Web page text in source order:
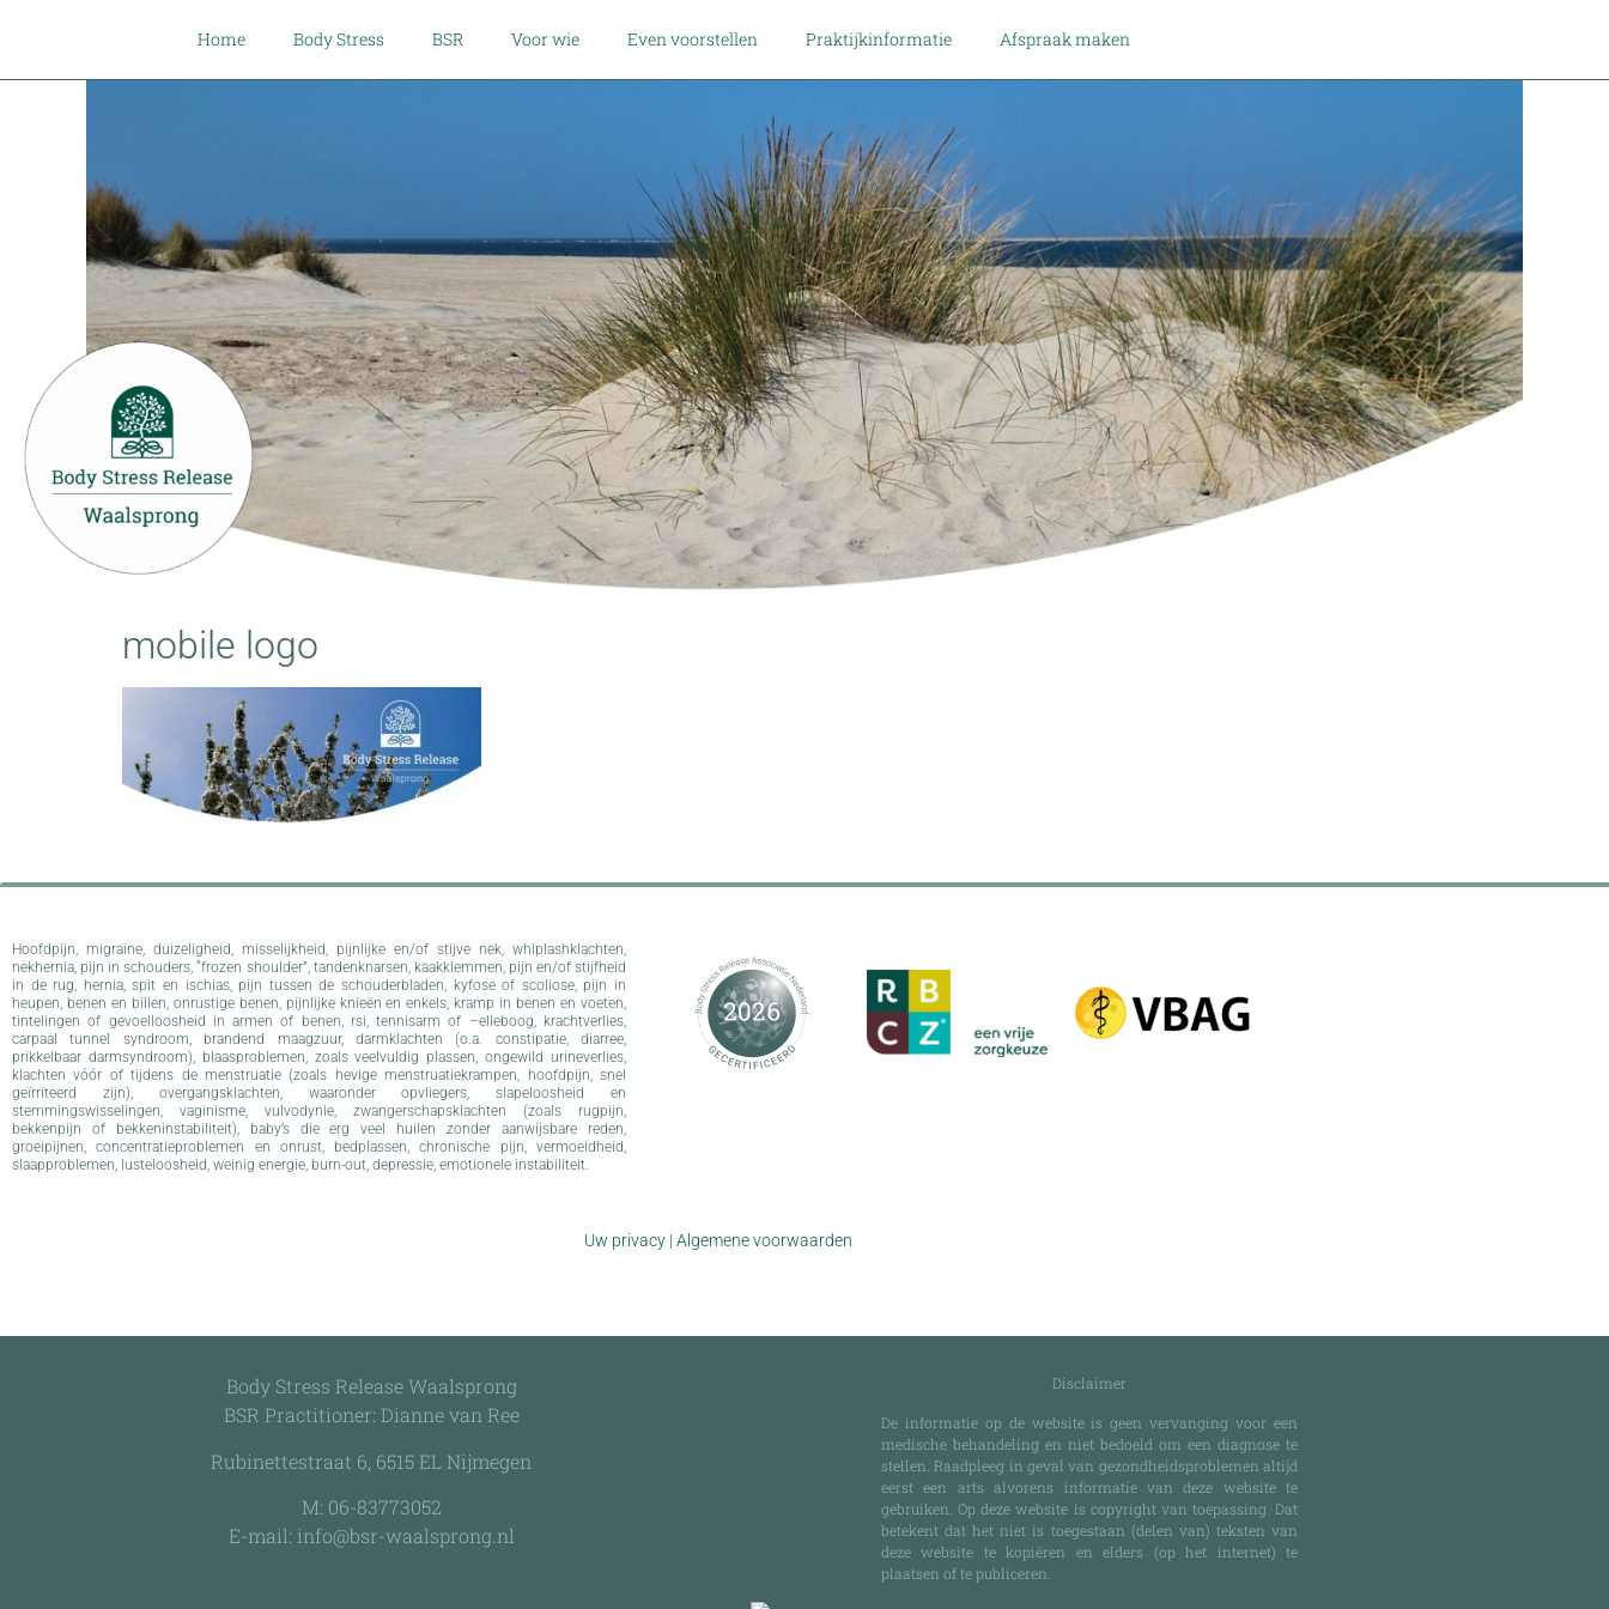
Home Body Stress BSR Voor wie Even voorstellen Praktijkinformatie Afspraak maken
mobile logo
Hoofdpijn, migraine, duizeligheid, misselijkheid, pijnlijke en/of stijve nek, whiplashklachten,
nekhernia, pijn in schouders, “frozen shoulder”, tandenknarsen, kaakklemmen, pijn en/of stijfheid
in de rug, hernia, spit en ischias, pijn tussen de schouderbladen, kyfose of scoliose, pijn in
heupen, benen en billen, onrustige benen, pijnlijke knieën en enkels, kramp in benen en voeten,
tintelingen of gevoelloosheid in armen of benen, rsi, tennisarm of –elleboog, krachtverlies,
carpaal tunnel syndroom, brandend maagzuur, darmklachten (o.a. constipatie, diarree,
prikkelbaar darmsyndroom), blaasproblemen, zoals veelvuldig plassen, ongewild urineverlies,
klachten vóór of tijdens de menstruatie (zoals hevige menstruatiekrampen, hoofdpijn, snel
geïrriteerd zijn), overgangsklachten, waaronder opvliegers, slapeloosheid en
stemmingswisselingen, vaginisme, vulvodynie, zwangerschapsklachten (zoals rugpijn,
bekkenpijn of bekkeninstabiliteit), baby’s die erg veel huilen zonder aanwijsbare reden,
groeipijnen, concentratieproblemen en onrust, bedplassen, chronische pijn, vermoeidheid,
slaapproblemen, lusteloosheid, weinig energie, burn-out, depressie, emotionele instabiliteit.
Uw privacy | Algemene voorwaarden
Body Stress Release Waalsprong
BSR Practitioner: Dianne van Ree
Rubinettestraat 6, 6515 EL Nijmegen
M: 06-83773052
E-mail: info@bsr-waalsprong.nl
Disclaimer
De informatie op de website is geen vervanging voor een
medische behandeling en niet bedoeld om een diagnose te
stellen. Raadpleeg in geval van gezondheidsproblemen altijd
eerst een arts alvorens informatie van deze website te
gebruiken. Op deze website is copyright van toepassing. Dat
betekent dat het niet is toegestaan (delen van) teksten van
deze website te kopiëren en elders (op het internet) te
plaatsen of te publiceren.